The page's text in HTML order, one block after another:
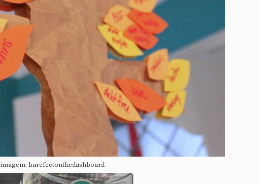
imagem: barefeetonthedashboard